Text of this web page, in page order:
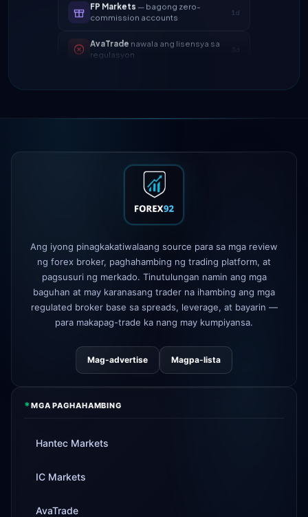
AvaTradenawala ang lisensya sa
Tickmillbilis ng withdrawal ngayon
IC Marketsbinawasan ang EUR/USD
binago ang leverage policy
FP Markets— bagong zero-
commission accounts
AvaTrade
nawala ang lisensya sa
regulasyon
3d
Tickmillbilis ng withdrawal ngayon
ay 24h
Ang iyong pinagkakatiwalaang source para sa mga review
ng forex broker, paghahambing ng trading platform, at
pagsusuri ng merkado. Tinutulungan namin ang mga
baguhan at may karanasang trader na ihambing ang mga
regulated broker base sa spreads, leverage, at bayarin —
para makapag-trade ka nang may kumpiyansa.
Mag-advertise Magpa-lista
*MGA PAGHAHAMBING
Hantec Markets
IC Markets
AvaTrade